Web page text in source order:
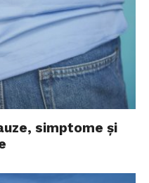
simptome și